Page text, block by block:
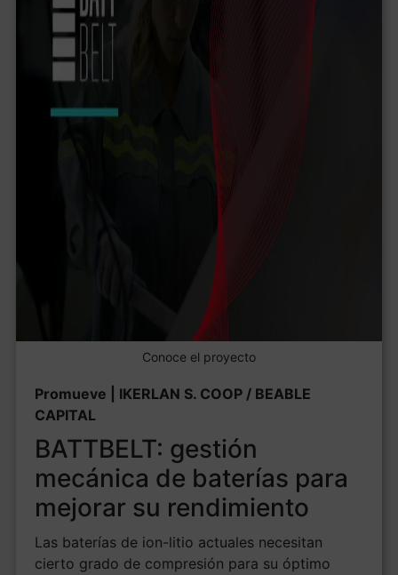
Conoce el proyecto
Promueve | IKERLAN S. COOP / BEABLE
CAPITAL
BATTBELT: gestión
mecánica de baterías para
mejorar su rendimiento
Las baterías de ion-litio actuales necesitan
cierto grado de compresión para su óptimo